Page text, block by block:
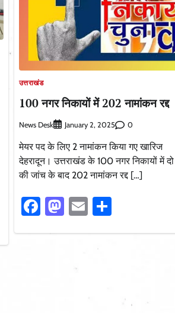
उत्तराखंड
100 नगर निकायों में 202 नामांकन रद्द
News Desk January 2, 2025 0
मेयर पद के लिए 2 नामांकन किया गए खारिज
देहरादून। उत्तराखंड के 100 नगर निकायों में दो
की जांच के बाद 202 नामांकन रद्द […]
Facebook
Mastodon
EmailShare